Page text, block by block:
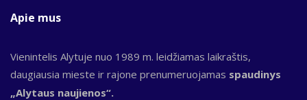
Apie mus
Vienintelis Alytuje nuo 1989 m. leidžiamas laikraštis,
daugiausia mieste ir rajone prenumeruojamas spaudinys
„Alytaus naujienos“.